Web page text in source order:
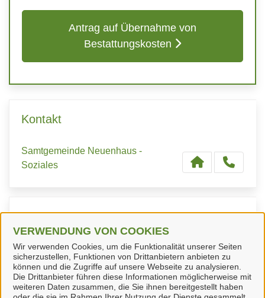
VERWENDUNG VON COOKIES
Wir verwenden Cookies, um die Funktionalität unserer Seiten
sicherzustellen, Funktionen von Drittanbietern anbieten zu
können und die Zugriffe auf unsere Webseite zu analysieren.
Die Drittanbieter führen diese Informationen möglicherweise mit
weiteren Daten zusammen, die Sie ihnen bereitgestellt haben
Antrag auf Übernahme von
Bestattungskosten
Kontakt
Samtgemeinde Neuenhaus -
Soziales
Kontaktpersonen
Herr Reefmann